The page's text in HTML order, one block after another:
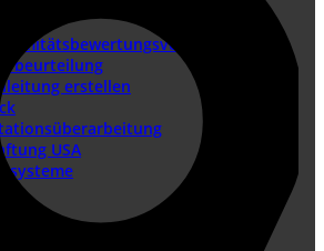
erstellen
USA
IEEE 82079-1